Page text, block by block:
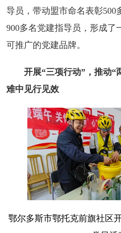
导员，带动盟市命名表彰500
900多名党建指导员，形成了
可推广的党建品牌。
开展“三项行动”，推动“
难中见行见效
鄂尔多斯市鄂托克前旗社区